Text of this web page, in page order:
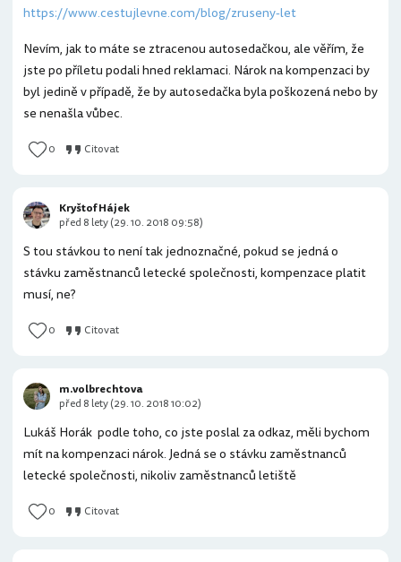
https://www.cestujlevne.com/blog/zruseny-let
Nevím, jak to máte se ztracenou autosedačkou, ale věřím, že
jste po příletu podali hned reklamaci. Nárok na kompenzaci by
byl jedině v případě, že by autosedačka byla poškozená nebo by
se nenašla vůbec.
0 Citovat
S tou stávkou to není tak jednoznačné, pokud se jedná o
stávku zaměstnanců letecké společnosti, kompenzace platit
musí, ne?
0 Citovat
Kryštof Hájek
před 8 lety (29. 10. 2018 09:58)
Lukáš Horák podle toho, co jste poslal za odkaz, měli bychom
mít na kompenzaci nárok. Jedná se o stávku zaměstnanců
letecké společnosti, nikoliv zaměstnanců letiště
0 Citovat
m.volbrechtova
před 8 lety (29. 10. 2018 10:02)